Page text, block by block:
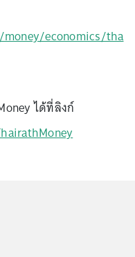
economics/tha
ได้ที่ลิงก์